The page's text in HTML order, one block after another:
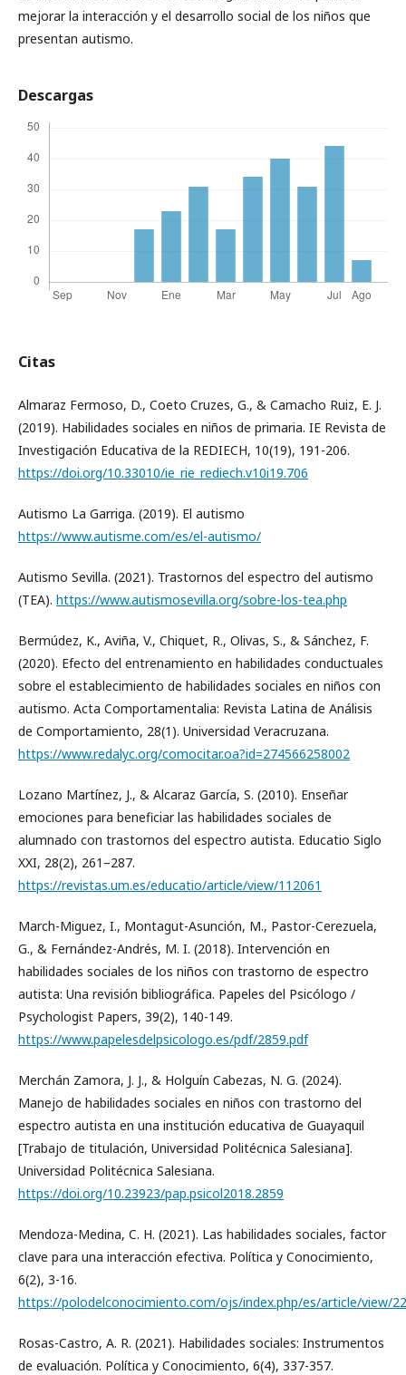
mejorar la interacción y el desarrollo social de los niños que
presentan autismo.
Descargas
Citas
Almaraz Fermoso, D., Coeto Cruzes, G., & Camacho Ruiz, E. J.
(2019). Habilidades sociales en niños de primaria. IE Revista de
Investigación Educativa de la REDIECH, 10(19), 191-206.
https://doi.org/10.33010/ie_rie_rediech.v10i19.706
Autismo La Garriga. (2019). El autismo
https://www.autisme.com/es/el-autismo/
Autismo Sevilla. (2021). Trastornos del espectro del autismo
(TEA). https://www.autismosevilla.org/sobre-los-tea.php
Bermúdez, K., Aviña, V., Chiquet, R., Olivas, S., & Sánchez, F.
(2020). Efecto del entrenamiento en habilidades conductuales
sobre el establecimiento de habilidades sociales en niños con
autismo. Acta Comportamentalia: Revista Latina de Análisis
de Comportamiento, 28(1). Universidad Veracruzana.
https://www.redalyc.org/comocitar.oa?id=274566258002
Lozano Martínez, J., & Alcaraz García, S. (2010). Enseñar
emociones para beneficiar las habilidades sociales de
alumnado con trastornos del espectro autista. Educatio Siglo
XXI, 28(2), 261–287.
https://revistas.um.es/educatio/article/view/112061
March-Miguez, I., Montagut-Asunción, M., Pastor-Cerezuela,
G., & Fernández-Andrés, M. I. (2018). Intervención en
habilidades sociales de los niños con trastorno de espectro
autista: Una revisión bibliográfica. Papeles del Psicólogo /
Psychologist Papers, 39(2), 140-149.
https://www.papelesdelpsicologo.es/pdf/2859.pdf
Merchán Zamora, J. J., & Holguín Cabezas, N. G. (2024).
Manejo de habilidades sociales en niños con trastorno del
espectro autista en una institución educativa de Guayaquil
[Trabajo de titulación, Universidad Politécnica Salesiana].
Universidad Politécnica Salesiana.
https://doi.org/10.23923/pap.psicol2018.2859
Mendoza-Medina, C. H. (2021). Las habilidades sociales, factor
clave para una interacción efectiva. Política y Conocimiento,
6(2), 3-16.
https://polodelconocimiento.com/ojs/index.php/es/article/view/
Rosas-Castro, A. R. (2021). Habilidades sociales: Instrumentos
de evaluación. Política y Conocimiento, 6(4), 337-357.